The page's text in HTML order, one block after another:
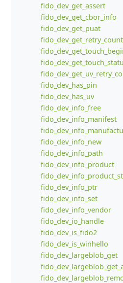
fido_dev_get_assert
fido_dev_get_cbor_info
fido_dev_get_puat
fido_dev_get_retry_count
fido_dev_has_pin
fido_dev_has_uv
fido_dev_info_free
fido_dev_info_manifest
fido_dev_info_new
fido_dev_info_path
fido_dev_info_product
fido_dev_info_ptr
fido_dev_info_set
fido_dev_info_vendor
fido_dev_io_handle
fido_dev_is_fido2
fido_dev_is_winhello
fido_dev_largeblob_get